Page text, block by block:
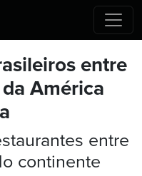
entre
América
entre
continente